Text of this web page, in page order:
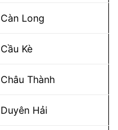
Càn Long
Cầu Kè
Châu Thành
Duyên Hải